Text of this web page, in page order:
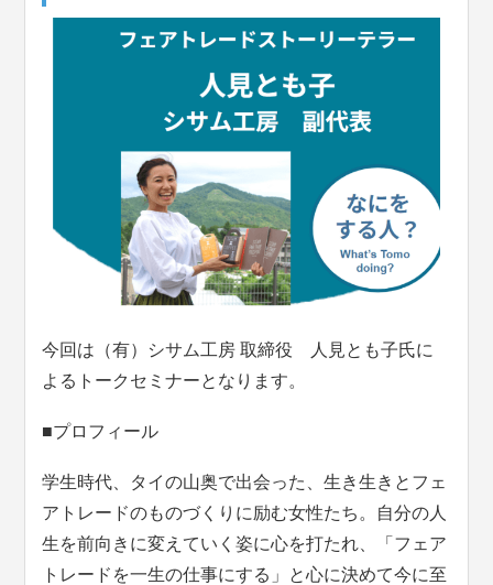
今回は（有）シサム工房 取締役 人見とも子氏に
よるトークセミナーとなります。
■プロフィール
学生時代、タイの山奥で出会った、生き生きとフェ
アトレードのものづくりに励む女性たち。自分の人
生を前向きに変えていく姿に心を打たれ、「フェア
トレードを一生の仕事にする」と心に決めて今に至